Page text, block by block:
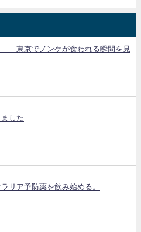
……東京でノンケが食われる瞬間を見
した
リア予防薬を飲み始める。